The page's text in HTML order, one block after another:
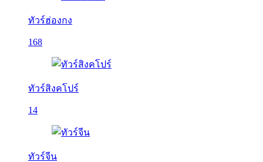
ทัวร์ฮ่องกง
168
ทัวร์สิงคโปร์
14
ทัวร์จีน